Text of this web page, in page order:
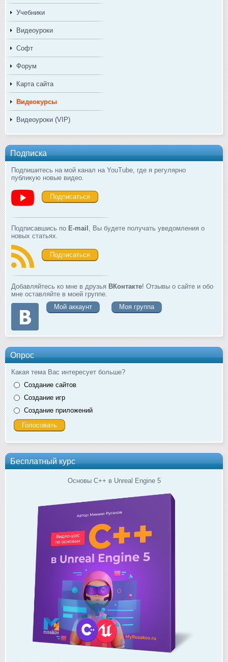
Учебники
Видеоуроки
Софт
Форум
Карта сайта
Видеокурсы
Видеоуроки (VIP)
Подписка
Подпишитесь на мой канал на YouTube, где я регулярно
публикую новые видео.
Подписаться
Подписавшись по E-mail , Вы будете получать уведомления о
новых статьях.
Подписаться
Добавляйтесь ко мне в друзья ВКонтакте! Отзывы о сайте и обо
мне оставляйте в моей группе.
Мой аккаунт
Моя группа
Опрос
Какая тема Вас интересует больше?
Создание сайтов
Создание игр
Создание приложений
Бесплатный курс
Основы C++ в Unreal Engine 5